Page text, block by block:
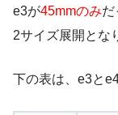
e3が45mmのみだ
2サイズ展開とな
下の表は、e3と